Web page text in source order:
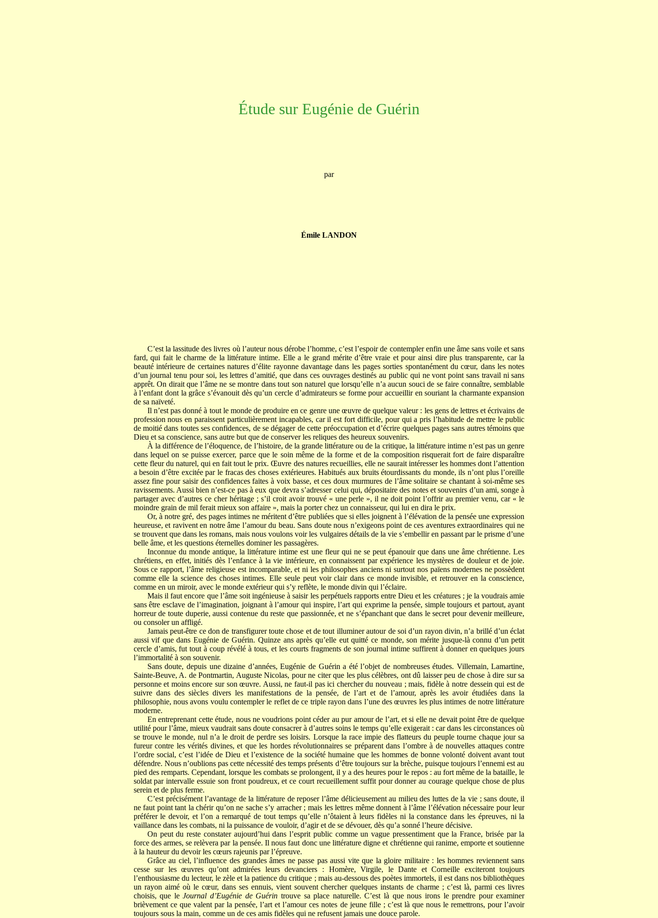
Étude sur Eugénie de Guérin
par
Émile LANDON
C’est la lassitude des livres où l’auteur nous dérobe l’homme, c’est l’espoir de contempler enfin une âme sans voile et sans
fard, qui fait le charme de la littérature intime. Elle a le grand mérite d’être vraie et pour ainsi dire plus transparente, car la
beauté intérieure de certaines natures d’élite rayonne davantage dans les pages sorties spontanément du cœur, dans les notes
d’un journal tenu pour soi, les lettres d’amitié, que dans ces ouvrages destinés au public qui ne vont point sans travail ni sans
apprêt. On dirait que l’âme ne se montre dans tout son naturel que lorsqu’elle n’a aucun souci de se faire connaître, semblable
à l’enfant dont la grâce s’évanouit dès qu’un cercle d’admirateurs se forme pour accueillir en souriant la charmante expansion
de sa naïveté.
Il n’est pas donné à tout le monde de produire en ce genre une œuvre de quelque valeur : les gens de lettres et écrivains de
profession nous en paraissent particulièrement incapables, car il est fort difficile, pour qui a pris l’habitude de mettre le public
de moitié dans toutes ses confidences, de se dégager de cette préoccupation et d’écrire quelques pages sans autres témoins que
Dieu et sa conscience, sans autre but que de conserver les reliques des heureux souvenirs.
À la différence de l’éloquence, de l’histoire, de la grande littérature ou de la critique, la littérature intime n’est pas un genre
dans lequel on se puisse exercer, parce que le soin même de la forme et de la composition risquerait fort de faire disparaître
cette fleur du naturel, qui en fait tout le prix. Œuvre des natures recueillies, elle ne saurait intéresser les hommes dont l’attention
a besoin d’être excitée par le fracas des choses extérieures. Habitués aux bruits étourdissants du monde, ils n’ont plus l’oreille
assez fine pour saisir des confidences faites à voix basse, et ces doux murmures de l’âme solitaire se chantant à soi-même ses
ravissements. Aussi bien n’est-ce pas à eux que devra s’adresser celui qui, dépositaire des notes et souvenirs d’un ami, songe à
partager avec d’autres ce cher héritage ; s’il croit avoir trouvé « une perle », il ne doit point l’offrir au premier venu, car « le
moindre grain de mil ferait mieux son affaire », mais la porter chez un connaisseur, qui lui en dira le prix.
Or, à notre gré, des pages intimes ne méritent d’être publiées que si elles joignent à l’élévation de la pensée une expression
heureuse, et ravivent en notre âme l’amour du beau. Sans doute nous n’exigeons point de ces aventures extraordinaires qui ne
se trouvent que dans les romans, mais nous voulons voir les vulgaires détails de la vie s’embellir en passant par le prisme d’une
belle âme, et les questions éternelles dominer les passagères.
Inconnue du monde antique, la littérature intime est une fleur qui ne se peut épanouir que dans une âme chrétienne. Les
chrétiens, en effet, initiés dès l’enfance à la vie intérieure, en connaissent par expérience les mystères de douleur et de joie.
Sous ce rapport, l’âme religieuse est incomparable, et ni les philosophes anciens ni surtout nos païens modernes ne possèdent
comme elle la science des choses intimes. Elle seule peut voir clair dans ce monde invisible, et retrouver en la conscience,
comme en un miroir, avec le monde extérieur qui s’y reflète, le monde divin qui l’éclaire.
Mais il faut encore que l’âme soit ingénieuse à saisir les perpétuels rapports entre Dieu et les créatures ; je la voudrais amie
sans être esclave de l’imagination, joignant à l’amour qui inspire, l’art qui exprime la pensée, simple toujours et partout, ayant
horreur de toute duperie, aussi contenue du reste que passionnée, et ne s’épanchant que dans le secret pour devenir meilleure,
ou consoler un affligé.
Jamais peut-être ce don de transfigurer toute chose et de tout illuminer autour de soi d’un rayon divin, n’a brillé d’un éclat
aussi vif que dans Eugénie de Guérin. Quinze ans après qu’elle eut quitté ce monde, son mérite jusque-là connu d’un petit
cercle d’amis, fut tout à coup révélé à tous, et les courts fragments de son journal intime suffirent à donner en quelques jours
l’immortalité à son souvenir.
Sans doute, depuis une dizaine d’années, Eugénie de Guérin a été l’objet de nombreuses études. Villemain, Lamartine,
Sainte-Beuve, A. de Pontmartin, Auguste Nicolas, pour ne citer que les plus célèbres, ont dû laisser peu de chose à dire sur sa
personne et moins encore sur son œuvre. Aussi, ne faut-il pas ici chercher du nouveau ; mais, fidèle à notre dessein qui est de
suivre dans des siècles divers les manifestations de la pensée, de l’art et de l’amour, après les avoir étudiées dans la
philosophie, nous avons voulu contempler le reflet de ce triple rayon dans l’une des œuvres les plus intimes de notre littérature
moderne.
En entreprenant cette étude, nous ne voudrions point céder au pur amour de l’art, et si elle ne devait point être de quelque
utilité pour l’âme, mieux vaudrait sans doute consacrer à d’autres soins le temps qu’elle exigerait : car dans les circonstances où
se trouve le monde, nul n’a le droit de perdre ses loisirs. Lorsque la race impie des flatteurs du peuple tourne chaque jour sa
fureur contre les vérités divines, et que les hordes révolutionnaires se préparent dans l’ombre à de nouvelles attaques contre
l’ordre social, c’est l’idée de Dieu et l’existence de la société humaine que les hommes de bonne volonté doivent avant tout
défendre. Nous n’oublions pas cette nécessité des temps présents d’être toujours sur la brèche, puisque toujours l’ennemi est au
pied des remparts. Cependant, lorsque les combats se prolongent, il y a des heures pour le repos : au fort même de la bataille, le
soldat par intervalle essuie son front poudreux, et ce court recueillement suffit pour donner au courage quelque chose de plus
serein et de plus ferme.
C’est précisément l’avantage de la littérature de reposer l’âme délicieusement au milieu des luttes de la vie ; sans doute, il
ne faut point tant la chérir qu’on ne sache s’y arracher ; mais les lettres même donnent à l’âme l’élévation nécessaire pour leur
préférer le devoir, et l’on a remarqué de tout temps qu’elle n’ôtaient à leurs fidèles ni la constance dans les épreuves, ni la
vaillance dans les combats, ni la puissance de vouloir, d’agir et de se dévouer, dès qu’a sonné l’heure décisive.
On peut du reste constater aujourd’hui dans l’esprit public comme un vague pressentiment que la France, brisée par la
force des armes, se relèvera par la pensée. Il nous faut donc une littérature digne et chrétienne qui ranime, emporte et soutienne
à la hauteur du devoir les cœurs rajeunis par l’épreuve.
Grâce au ciel, l’influence des grandes âmes ne passe pas aussi vite que la gloire militaire : les hommes reviennent sans
cesse sur les œuvres qu’ont admirées leurs devanciers : Homère, Virgile, le Dante et Corneille exciteront toujours
l’enthousiasme du lecteur, le zèle et la patience du critique ; mais au-dessous des poètes immortels, il est dans nos bibliothèques
un rayon aimé où le cœur, dans ses ennuis, vient souvent chercher quelques instants de charme ; c’est là, parmi ces livres
choisis, que leJournal d’Eugénie de Guérin trouve sa place naturelle. C’est là que nous irons le prendre pour examiner
brièvement ce que valent par la pensée, l’art et l’amour ces notes de jeune fille ; c’est là que nous le remettrons, pour l’avoir
toujours sous la main, comme un de ces amis fidèles qui ne refusent jamais une douce parole.